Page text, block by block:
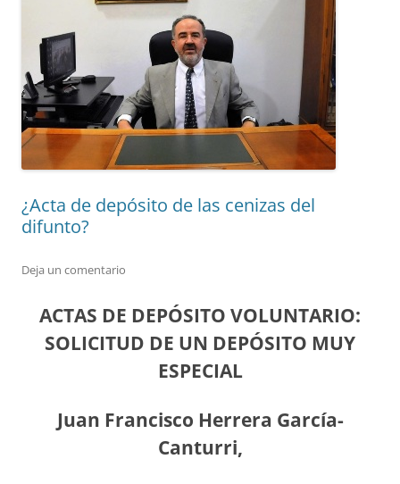
¿Acta de depósito de las cenizas del
difunto?
Deja un comentario
ACTAS DE DEPÓSITO VOLUNTARIO:
SOLICITUD DE UN DEPÓSITO MUY
ESPECIAL
Juan Francisco Herrera García-
Canturri,